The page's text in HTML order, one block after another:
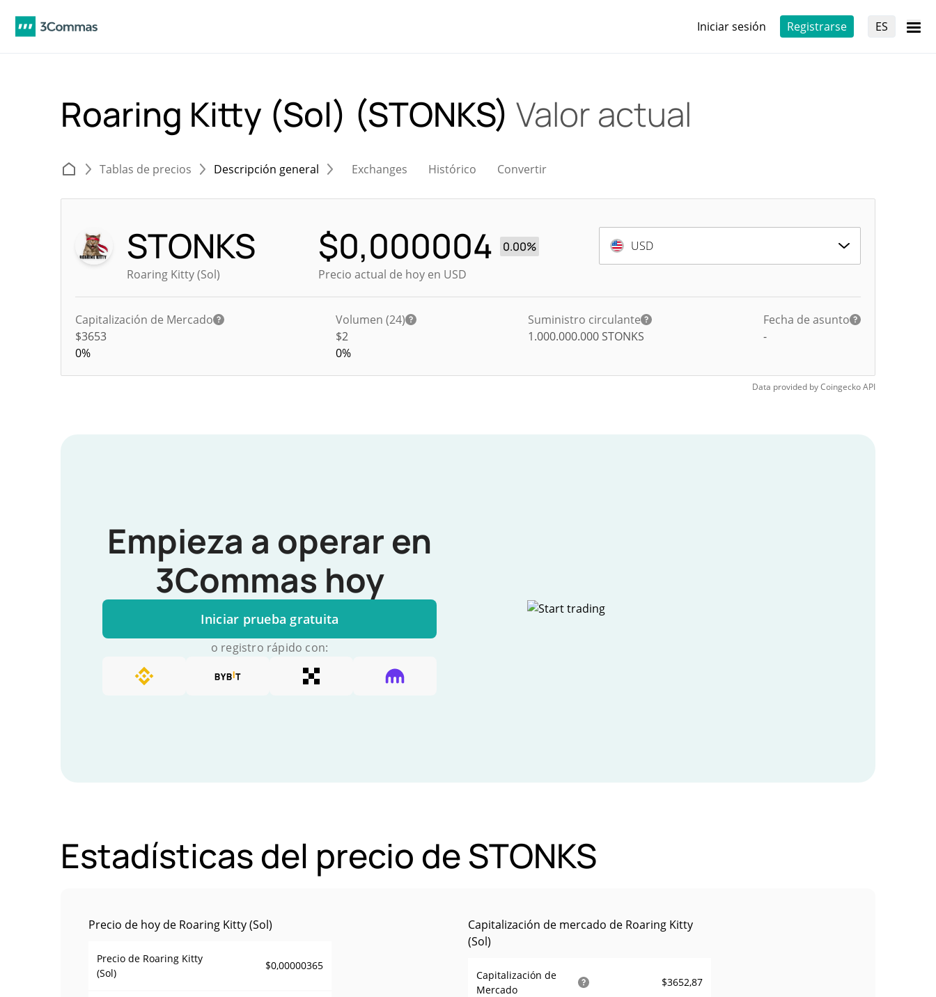
Iniciar sesión Registrarse ES
Roaring Kitty (Sol) (STONKS) Valor actual
Tablas de precios Descripción general Exchanges Histórico Convertir
STONKS
Roaring Kitty (Sol)
$0,000004
0.00%
Precio actual de hoy en USD
USD
Capitalización de Mercado
$3653
0%
Volumen (24)
$2
0%
Suministro circulante
1.000.000.000 STONKS
Fecha de asunto
-
Data provided byCoingeckoAPI
Empieza a operar en
3Commas hoy
Iniciar prueba gratuita
o registro rápido con:
Estadísticas del precio de STONKS
Precio de hoy de Roaring Kitty (Sol)
Precio de Roaring Kitty
(Sol)
$0,00000365
Capitalización de mercado de Roaring Kitty
(Sol)
Capitalización de
Mercado
$3652,87